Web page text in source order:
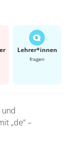
Lehrer*​innen
fragen
und
„de“ –